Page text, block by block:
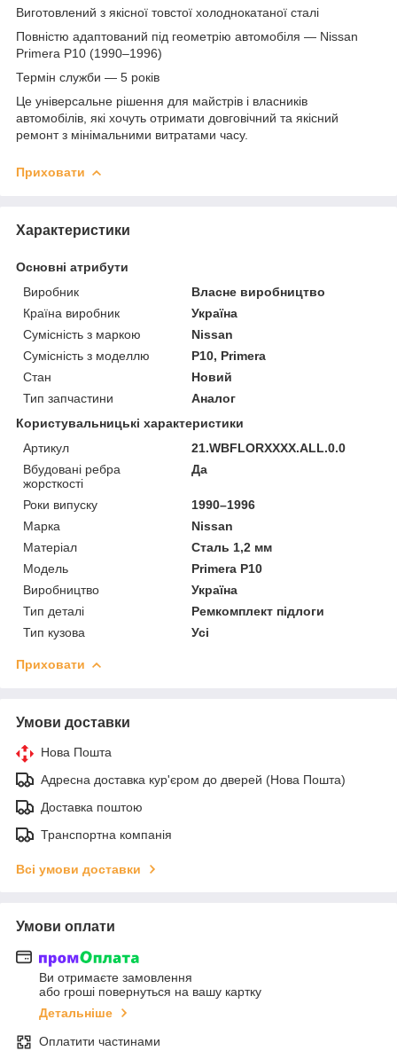
Виготовлений з якісної товстої холоднокатаної сталі
Повністю адаптований під геометрію автомобіля — Nissan
Primera P10 (1990–1996)
Термін служби — 5 років
Це універсальне рішення для майстрів і власників
автомобілів, які хочуть отримати довговічний та якісний
ремонт з мінімальними витратами часу.
Приховати
Характеристики
Основні атрибути
Виробник
Власне виробництво
Країна виробник
Україна
Сумісність з маркою
Nissan
Сумісність з моделлю
P10, Primera
Стан
Новий
Тип запчастини
Аналог
Користувальницькі характеристики
Артикул
21.WBFLORXXXX.ALL.0.0
Вбудовані ребра
жорсткості
Да
Роки випуску
1990–1996
Марка
Nissan
Матеріал
Сталь 1,2 мм
Мoдель
Primera P10
Виробництво
Україна
Тип деталі
Ремкомплект підлоги
Тип кузова
Усі
Приховати
Умови доставки
Нова Пошта
Адресна доставка кур'єром до дверей (Нова Пошта)
Доставка поштою
Транспортна компанія
Всі умови доставки
Умови оплати
Ви отримаєте замовлення
або гроші повернуться на вашу картку
Детальніше
Оплатити частинами